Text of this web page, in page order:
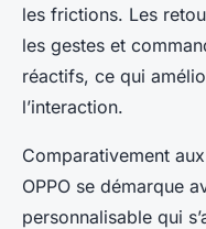
les frictions. Les
les gestes et
réactifs, ce qui
l’interaction.
Comparativement
OPPO se démarque
personnalisable qui